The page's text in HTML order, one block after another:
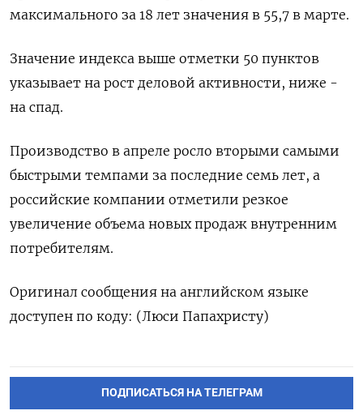
максимального за 18 лет значения в 55,7 в марте.
Значение индекса выше отметки 50 пунктов
указывает на рост деловой активности, ниже -
на спад.
Производство в апреле росло вторыми самыми
быстрыми темпами за последние семь лет, а
российские компании отметили резкое
увеличение объема новых продаж внутренним
потребителям.
Оригинал сообщения на английском языке
доступен по коду: (Люси Папахристу)
ПОДПИСАТЬСЯ НА ТЕЛЕГРАМ